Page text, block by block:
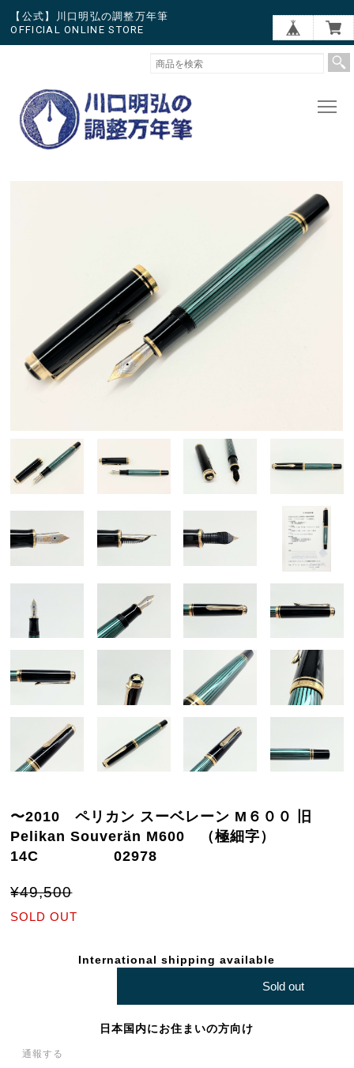
【公式】川口明弘の調整万年筆
OFFICIAL ONLINE STORE
〜2010 ペリカン スーベレーン M６００ 旧
Pelikan Souverän M600 （極細字）
14C 02978
¥49,500
SOLD OUT
International shipping available
Sold out
日本国内にお住まいの方向け
通報する